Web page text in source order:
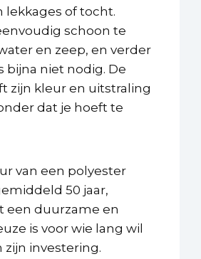
lekkages of tocht.
schoon te
en zeep, en verder
bijna niet nodig. De
zijn kleur en uitstraling
dat je hoeft te
van een polyester
50 jaar,
een duurzame en
is voor wie lang wil
zijn investering.